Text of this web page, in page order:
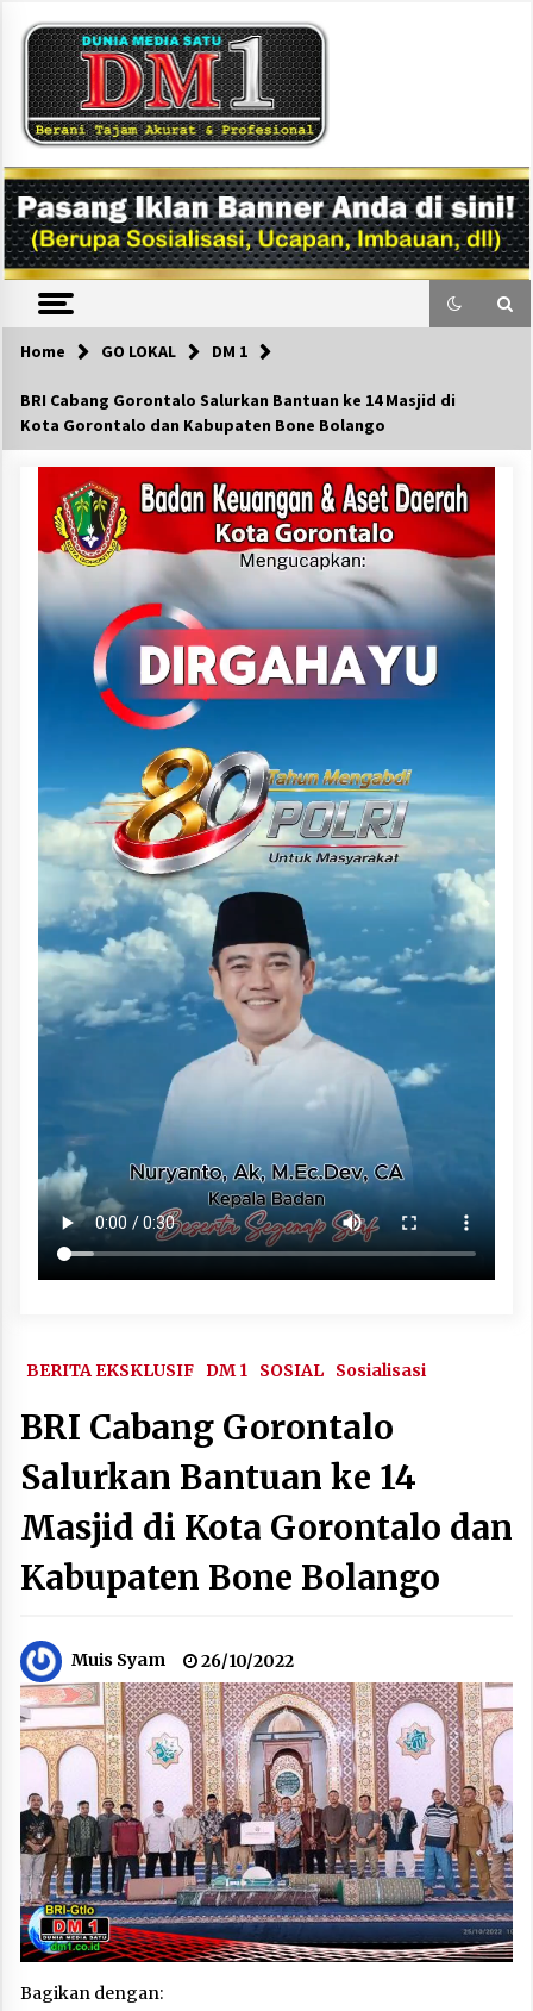
content
DM1
Home GO LOKAL DM 1
BRI Cabang Gorontalo Salurkan Bantuan ke 14 Masjid di
Kota Gorontalo dan Kabupaten Bone Bolango
BERITA EKSKLUSIF DM 1 SOSIAL Sosialisasi
BRI Cabang Gorontalo
Salurkan Bantuan ke 14
Masjid di Kota Gorontalo dan
Kabupaten Bone Bolango
Muis Syam 26/10/2022
Bagikan dengan: